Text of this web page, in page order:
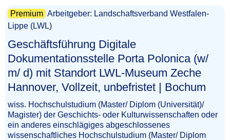
Premium Arbeitgeber: Landschaftsverband Westfalen-
Lippe (LWL)
Geschäftsführung Digitale
Dokumentationsstelle Porta Polonica (w/
m/ d) mit Standort LWL-Museum Zeche
Hannover, Vollzeit, unbefristet | Bochum​‌‌‌‌​‌​​‌​​‌‌​‌‌‌‌
wiss. Hochschulstudium (Master/ Diplom (Universität)/
Magister) der Geschichts- oder Kulturwissenschaften oder
ein anderes einschlägiges abgeschlossenes
wissenschaftliches Hochschulstudium (Master/ Diplom